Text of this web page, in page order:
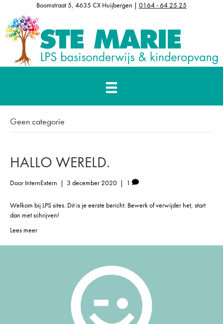
Boomstraat 5, 4635 CX Huijbergen | 0164 - 64 25 25
Geen categorie
HALLO WERELD.
Door InternExtern | 3 december 2020 | 1
Welkom bij LPS sites. Dit is je eerste bericht. Bewerk of verwijder het, start
dan met schrijven!
Lees meer